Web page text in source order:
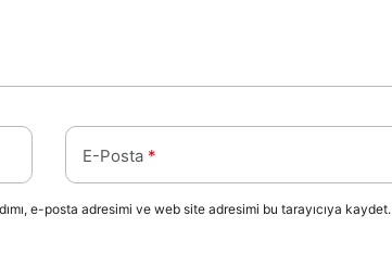
E-Posta *
e-posta adresimi ve web site adresimi bu tarayıcıya kaydet.